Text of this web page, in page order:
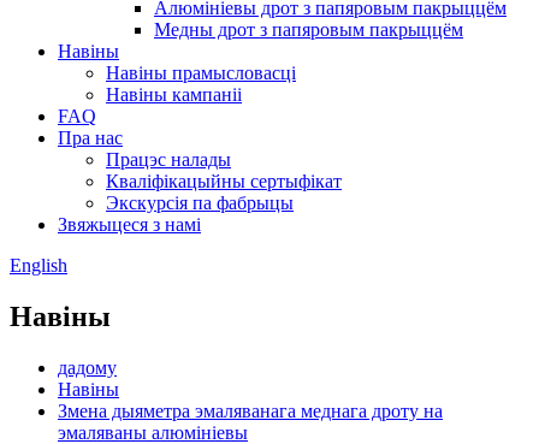
Алюмініевы дрот з папяровым пакрыццём
Медны дрот з папяровым пакрыццём
Навіны
Навіны прамысловасці
Навіны кампаніі
FAQ
Пра нас
Працэс налады
Кваліфікацыйны сертыфікат
Экскурсія па фабрыцы
Звяжыцеся з намі
English
Навіны
дадому
Навіны
Змена дыяметра эмаляванага меднага дроту на
эмаляваны алюмініевы